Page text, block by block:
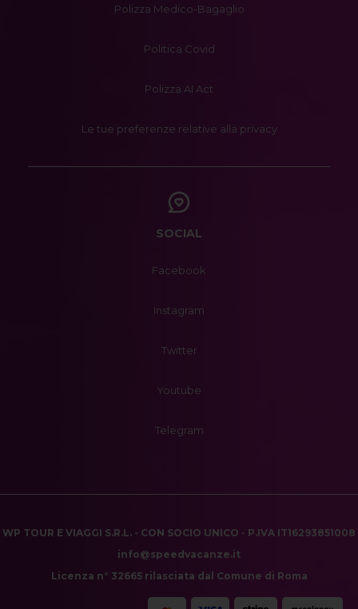
Polizza Medico-Bagaglio
Politica Covid
Polizza AI Act
Le tue preferenze relative alla privacy
SOCIAL
Facebook
Instagram
Twitter
Youtube
Telegram
WP TOUR E VIAGGI S.R.L. - CON SOCIO UNICO - P.IVA IT16293851008
info@speedvacanze.it
Licenza n° 32665 rilasciata dal Comune di Roma